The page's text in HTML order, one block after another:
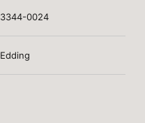
3344-0024
Edding